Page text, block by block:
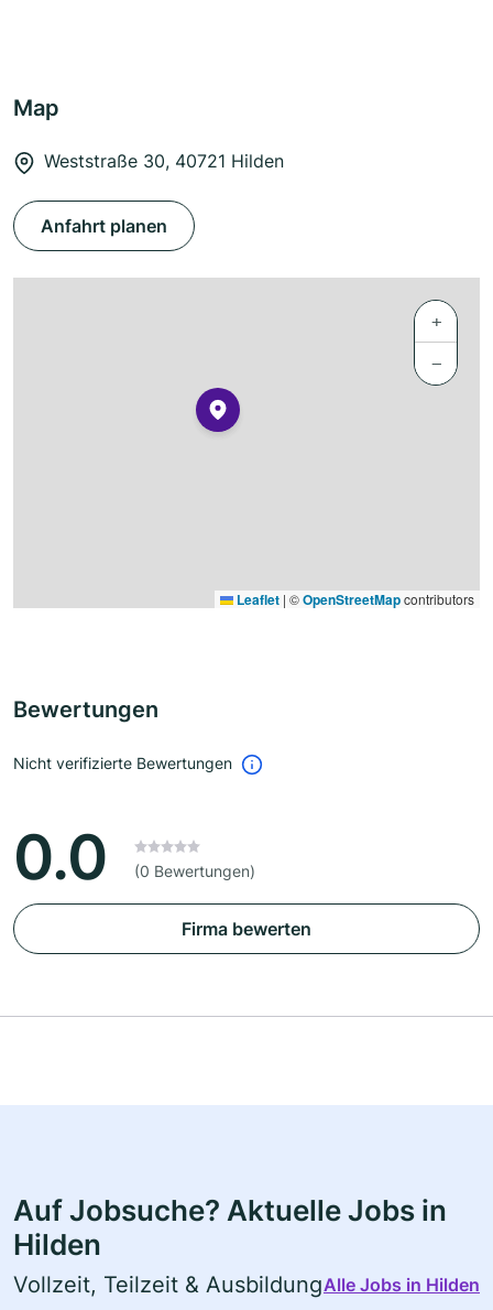
Map
Weststraße 30, 40721 Hilden
Anfahrt planen
+
−
Leaflet | ©OpenStreetMapcontributors
Bewertungen
Nicht verifizierte Bewertungen
0.0 (0 Bewertungen)
Firma bewerten
Auf Jobsuche? Aktuelle Jobs in
Hilden
Vollzeit, Teilzeit & AusbildungAlle Jobs in Hilden